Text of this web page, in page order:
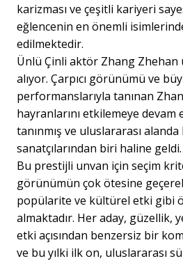
karizması ve çeşitli kariyeri
eğlencenin en önemli
edilmektedir.
Ünlü Çinli aktör Zhang Zhehan
alıyor. Çarpıcı görünümü ve
performanslarıyla tanınan
hayranlarını etkilemeye devam
tanınmış ve uluslararası
sanatçılarından biri haline geldi.
Bu prestijli unvan için seçim
görünümün çok ötesine
popülarite ve kültürel etki gibi
almaktadır. Her aday, güzellik,
etki açısından benzersiz bir
ve bu yılki ilk on, uluslararası